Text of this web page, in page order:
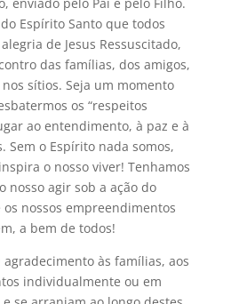
Espírito Santo que todos
de Jesus Ressuscitado,
das famílias, dos amigos,
sítios. Seja um momento
os “respeitos
ao entendimento, à paz e à
Sem o Espírito nada somos,
o nosso viver! Tenhamos
nosso agir sob a ação do
nossos empreendimentos
a bem de todos!
às famílias, aos
individualmente ou em